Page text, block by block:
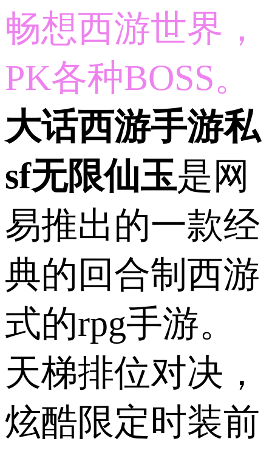
畅想西游世界，
PK各种BOSS。
大话西游手游私
sf无限仙玉是网
易推出的一款经
典的回合制西游
式的rpg手游。
天梯排位对决，
炫酷限定时装前